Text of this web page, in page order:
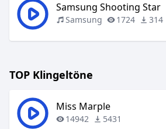
Samsung Shooting Star
Samsung 1724 314
TOP Klingeltöne
Miss Marple
14942 5431